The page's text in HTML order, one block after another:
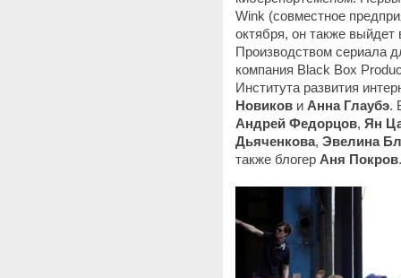
Wink (совместное
октября, он также
Производством сериала
компания Black Box
Института развития
Новиков и Анна Глаубэ.
Андрей Федорцов, Ян
Дьяченкова, Эвелина
также блогер Аня Покров.